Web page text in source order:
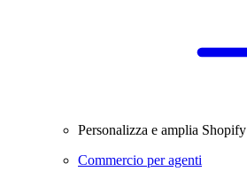
Personalizza e amplia Shopify
Commercio per agenti